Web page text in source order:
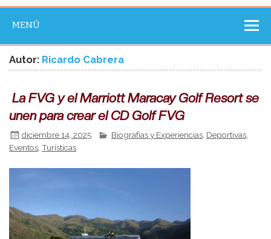
MENÚ
Autor: Ricardo Cabrera
La FVG y el Marriott Maracay Golf Resort se
unen para crear el CD Golf FVG
diciembre 14, 2025 Biografías y Experiencias Deportivas
Eventos ,Turísticas